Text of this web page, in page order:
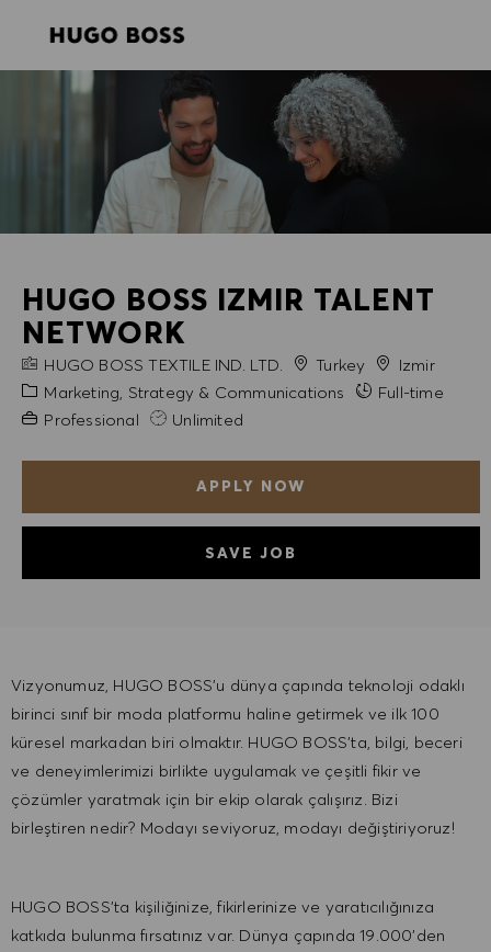
HUGO BOSS IZMIR TALENT
NETWORK
COMPANY NAME
HUGO BOSS TEXTILE IND. LTD. Turkey CityIzmir
Category
Marketing, Strategy & Communications
Full-time
Experience Required
Professional Unlimited
APPLY NOW
SAVE JOB
Vizyonumuz, HUGO BOSS'u dünya çapında teknoloji odaklı
birinci sınıf bir moda platformu haline getirmek ve ilk 100
küresel markadan biri olmaktır. HUGO BOSS'ta, bilgi, beceri
ve deneyimlerimizi birlikte uygulamak ve çeşitli fikir ve
çözümler yaratmak için bir ekip olarak çalışırız. Bizi
birleştiren nedir? Modayı seviyoruz, modayı değiştiriyoruz!
HUGO BOSS'ta kişiliğinize, fikirlerinize ve yaratıcılığınıza
katkıda bulunma fırsatınız var. Dünya çapında 19.000'den